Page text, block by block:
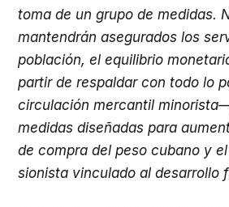
toma de un grupo de medidas.
mantendrán asegurados los
población, el equilibrio
partir de respaldar con todo lo
circulación mercantil
medidas diseñadas para
de compra del peso cubano y
sionista vinculado al desarrollo